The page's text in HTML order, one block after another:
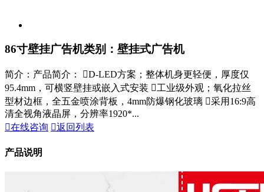
86寸壁挂广告机类别：壁挂式广告机
简介：产品简介： D-LED方案；整体机身更轻便，厚度仅
95.4mm，可横竖壁挂或嵌入式安装 工业级外观；氧化拉丝
型材边框，全五金喷涂背板，4mm防爆钢化玻璃 采用16:9高
清全视角液晶屏，分辨率1920*...
在线咨询 返回列表
产品说明